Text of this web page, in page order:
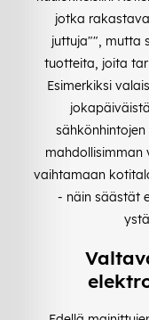
jotka
juttuja"", mutta
tuotteita, joita
Esimerkiksi
mahdollisimman
vaihtamaan
- näin säästät